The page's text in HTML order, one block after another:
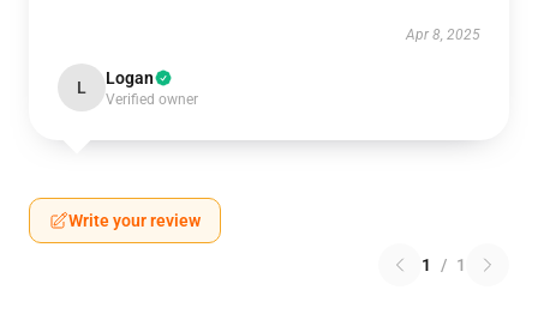
Apr 8, 2025
L Logan
Verified owner
Write your review
1 / 1